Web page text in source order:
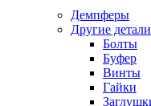
Демпферы
Другие детали
Болты
Буфер
Винты
Гайки